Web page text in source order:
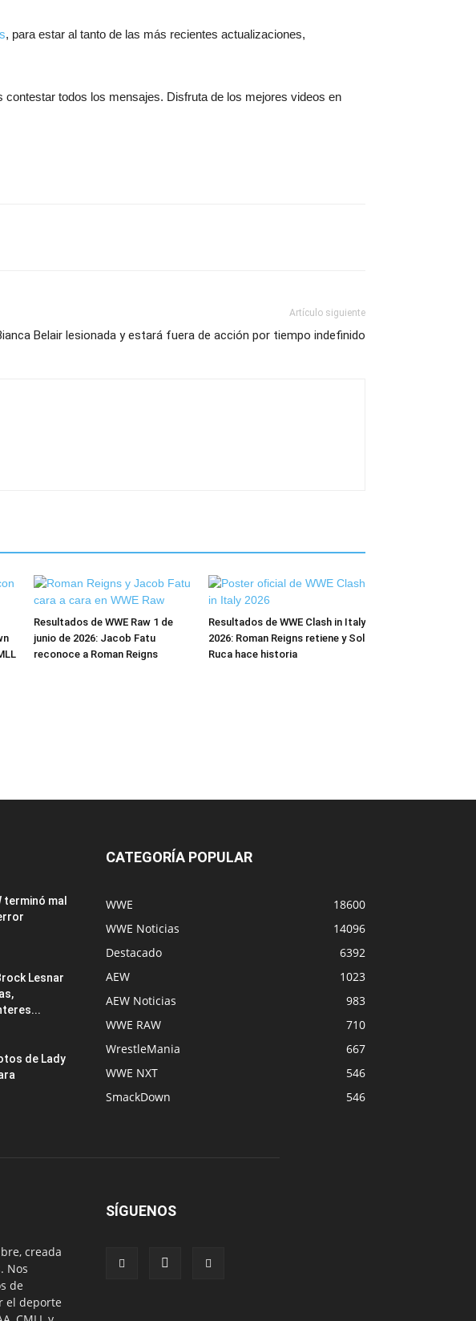
, para estar al tanto de las más recientes actualizaciones,
contestar todos los mensajes. Disfruta de los mejores videos en
Artículo siguiente
Belair lesionada y estará fuera de acción por tiempo indefinido
Resultados de WWE Raw 1 de
junio de 2026: Jacob Fatu
reconoce a Roman Reigns
Resultados de WWE Clash in Italy
2026: Roman Reigns retiene y Sol
Ruca hace historia
terminó mal
Lesnar
de Lady
CATEGORÍA POPULAR
WWE
18600
WWE Noticias
14096
Destacado
6392
AEW
1023
AEW Noticias
983
WWE RAW
710
WrestleMania
667
WWE NXT
546
SmackDown
546
creada
Nos
de
el deporte
SÍGUENOS